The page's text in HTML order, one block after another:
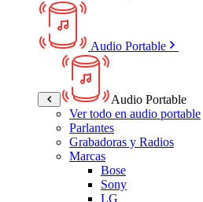
Audio Portable
Audio Portable
Ver todo en audio portable
Parlantes
Grabadoras y Radios
Marcas
Bose
Sony
LG